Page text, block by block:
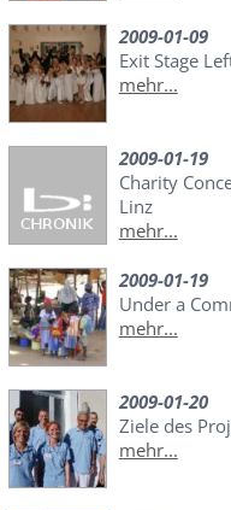
2009-01-09
Exit Stage
mehr...
2009-01-19
Charity
Linz
mehr...
2009-01-19
Under a
mehr...
2009-01-20
Ziele des
mehr...